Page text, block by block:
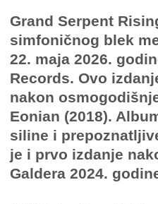
Grand Serpent
simfoničnog blek
22. maja 2026.
Records. Ovo
nakon
Eonian (2018).
siline i
je i prvo izdanje
Galdera 2024.